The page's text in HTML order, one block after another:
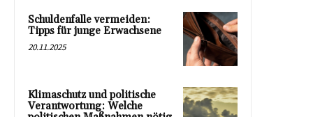
Schuldenfalle vermeiden:
Tipps für junge Erwachsene
20.11.2025
Klimaschutz und politische
Verantwortung: Welche